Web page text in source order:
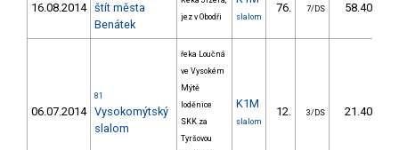
16.08.2014 štít města
Benátek
jez v Obodři
slalom
76. 7/DS 58.40
06.07.2014
81
Vysokomýtský
slalom
řeka Loučná
ve Vysokém
Mýtě
loděnice
SKK za
Tyršovou
K1M
slalom
12. 3/DS 21.40